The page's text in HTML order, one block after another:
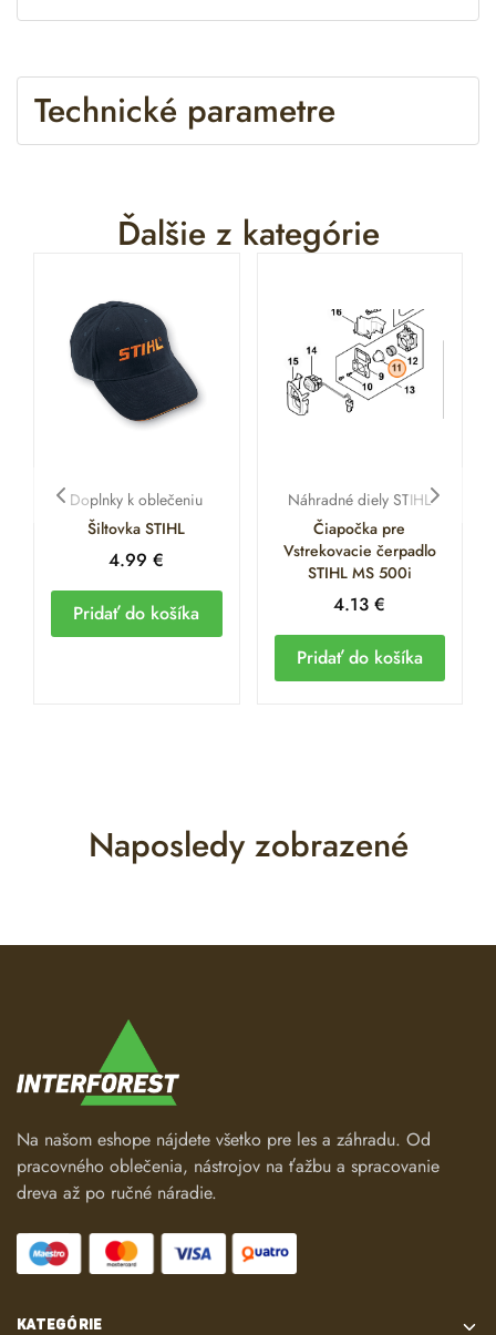
Technické parametre
Ďalšie z kategórie
Doplnky k oblečeniu
Šiltovka STIHL
4.99€
Pridať do košíka
Náhradné diely STIHL
Čiapočka pre
Vstrekovacie čerpadlo
STIHL MS 500i
4.13€
Pridať do košíka
Naposledy zobrazené
Na našom eshope nájdete všetko pre les a záhradu. Od
pracovného oblečenia, nástrojov na ťažbu a spracovanie
dreva až po ručné náradie.
KATEGÓRIE